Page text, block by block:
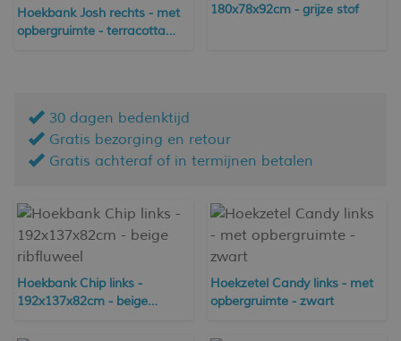
Hoekbank Josh rechts - met
opbergruimte - terracotta
180x78x92cm - grijze stof
30 dagen bedenktijd
Gratis bezorging en retour
Gratis achteraf of in termijnen betalen
Hoekbank Chip links -
192x137x82cm - beige
Hoekzetel Candy links - met
opbergruimte - zwart